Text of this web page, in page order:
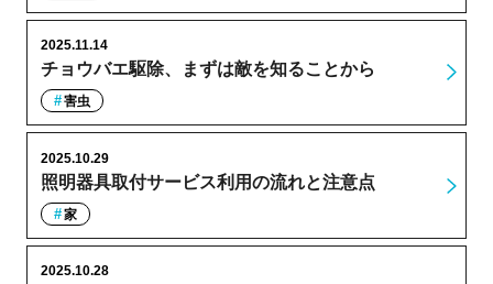
チョウバエ駆除、まずは敵を知ることから
2025.11.14
害虫
照明器具取付サービス利用の流れと注意点
2025.10.29
家
2025.10.28